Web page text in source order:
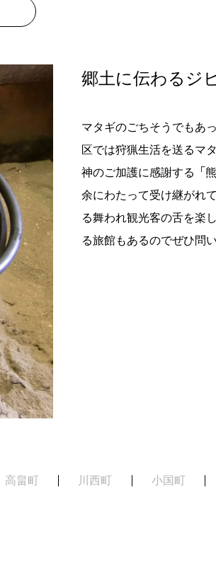
郷土に伝わるジ
マタギのごちそうでもあ
区では狩猟生活を送るマ
神のご加護に感謝する「
余にわたって受け継がれ
る舞われ観光客の舌を楽
る旅館もあるのでぜひ問
高畠町 川西町 小国町